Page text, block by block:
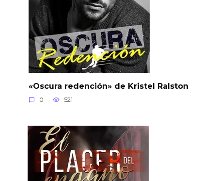
«Oscura redención» de Kristel Ralston
0 521